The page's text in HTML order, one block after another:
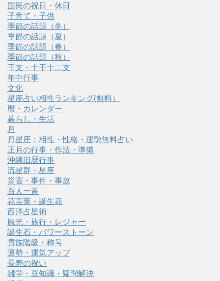
国民の祝日・休日
子育て・子供
季節の話題（冬）
季節の話題（夏）
季節の話題（春）
季節の話題（秋）
干支・十干十二支
年中行事
文化
星座占い相性ランキング(無料）
暦・カレンダー
暮らし・生活
月
月星座：相性・性格・運勢無料占い
正月の行事・作法・準備
沖縄旧暦行事
流星群・星座
災害・事件・事故
百人一首
花言葉・誕生花
西洋占星術
観光・旅行・レジャー
誕生石・パワーストーン
貴族階級・称号
運勢・運気アップ
長寿の祝い
雑学・豆知識・疑問解決